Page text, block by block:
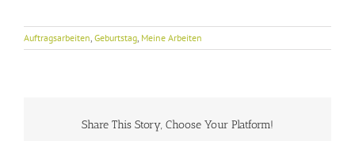
Auftragsarbeiten, Geburtstag, Meine Arbeiten
Share This Story, Choose Your Platform!